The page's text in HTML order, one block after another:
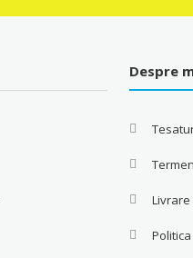
Despre
Livrare